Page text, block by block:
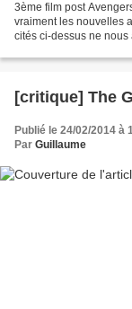
3ème film post
vraiment les nouvelles
cités ci-dessus ne
[critique] The
Publié le 24/02/2014 à
Par Guillaume